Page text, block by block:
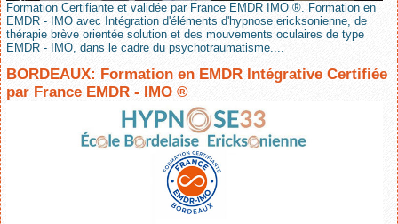
Formation Certifiante et validée par France EMDR IMO ®. Formation en
EMDR - IMO avec Intégration d'éléments d'hypnose ericksonienne, de
thérapie brève orientée solution et des mouvements oculaires de type
EMDR - IMO, dans le cadre du psychotraumatisme....
BORDEAUX: Formation en EMDR Intégrative Certifiée
par France EMDR - IMO ®